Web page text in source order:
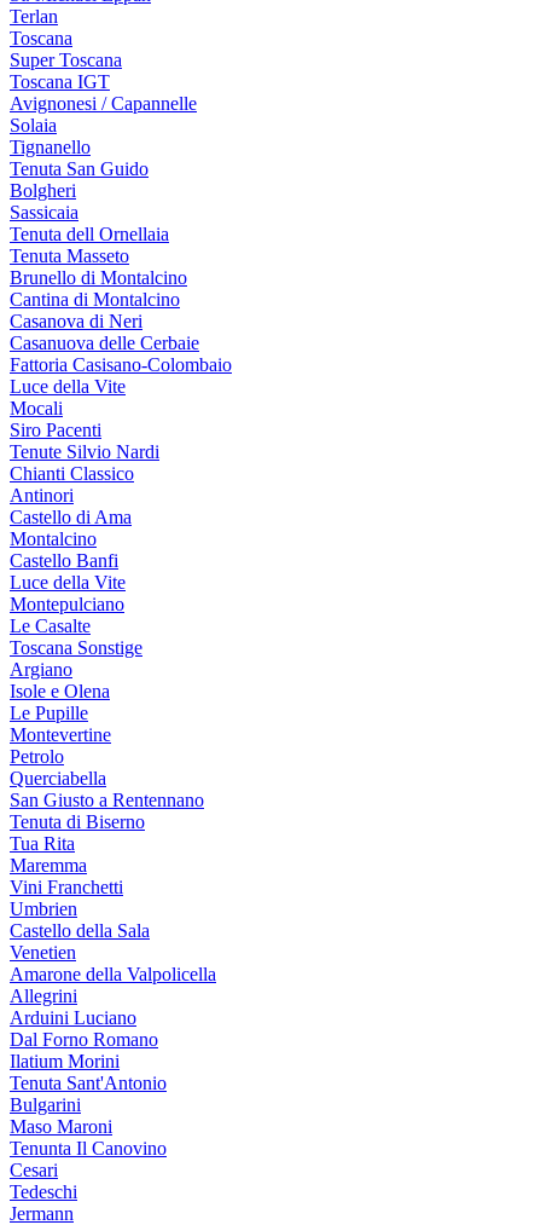
Terlan
Toscana
Super Toscana
Toscana IGT
Avignonesi / Capannelle
Solaia
Tignanello
Tenuta San Guido
Bolgheri
Sassicaia
Tenuta dell Ornellaia
Tenuta Masseto
Brunello di Montalcino
Cantina di Montalcino
Casanova di Neri
Casanuova delle Cerbaie
Fattoria Casisano-Colombaio
Luce della Vite
Mocali
Siro Pacenti
Tenute Silvio Nardi
Chianti Classico
Antinori
Castello di Ama
Montalcino
Castello Banfi
Luce della Vite
Montepulciano
Le Casalte
Toscana Sonstige
Argiano
Isole e Olena
Le Pupille
Montevertine
Petrolo
Querciabella
San Giusto a Rentennano
Tenuta di Biserno
Tua Rita
Maremma
Vini Franchetti
Umbrien
Castello della Sala
Venetien
Amarone della Valpolicella
Allegrini
Arduini Luciano
Dal Forno Romano
Ilatium Morini
Tenuta Sant'Antonio
Bulgarini
Maso Maroni
Tenunta Il Canovino
Cesari
Tedeschi
Jermann